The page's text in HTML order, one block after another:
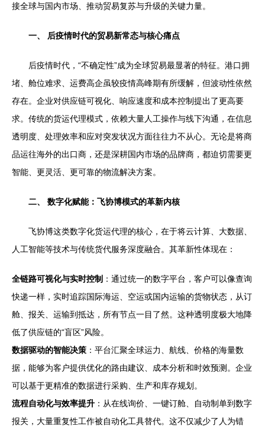
接全球与国内市场、推动贸易复苏与升级的关键力量。
一、 后疫情时代的贸易新常态与核心痛点
后疫情时代，“不确定性”成为全球贸易最显著的特征。港口拥
堵、舱位难求、运费高企虽较疫情高峰期有所缓解，但波动性依然
存在。企业对供应链可视化、响应速度和成本控制提出了更高要
求。传统的货运代理模式，依赖大量人工操作与线下沟通，在信息
透明度、处理效率和应对突发状况方面往往力不从心。无论是将商
品运往海外的出口商，还是深耕国内市场的品牌商，都迫切需要更
智能、更灵活、更可靠的物流解决方案。
二、 数字化赋能：飞协博模式的革新内核
飞协博这类数字化货运代理的核心，在于将云计算、大数据、
人工智能等技术与传统货代服务深度融合。其革新性体现在：
全链路可视化与实时控制 ：通过统一的数字平台，客户可以像查询
快递一样，实时追踪国际海运、空运或国内运输的货物状态，从订
舱、报关、运输到抵达，所有节点一目了然。这种透明度极大地降
低了供应链的“盲区”风险。
数据驱动的智能决策 ：平台汇聚全球运力、航线、价格的海量数
据，能够为客户提供优化的路由建议、成本分析和时效预测。企业
可以基于更精准的数据进行采购、生产和库存规划。
流程自动化与效率提升 ：从在线询价、一键订舱、自动制单到数字
报关，大量重复性工作被自动化工具替代。这不仅减少了人为错